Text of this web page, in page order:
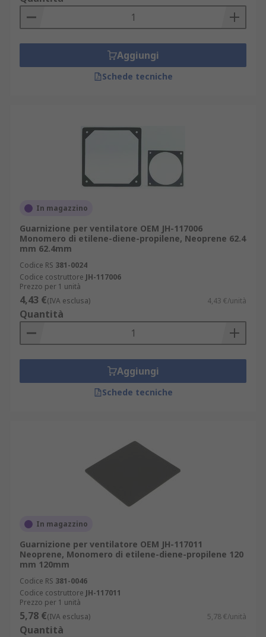
Mentre alcune guarnizioni per ventilatori sono
autoadesive, altre hanno un supporto per
ventilatori sotto forma di viti e rondelle per
garantire un fissaggio sicuro. Le viti sono
caratterizzate da un design filettato e
Aggiungi
Schede tecniche
In magazzino
Guarnizione per ventilatore OEM JH-117006
Monomero di etilene-diene-propilene, Neoprene 62.4
mm 62.4mm
Codice RS 381-0024
Codice costruttore JH-117006
Prezzo per 1 unità
4,43 €(IVA esclusa) 4,43 €/unità
Quantità
Aggiungi
Schede tecniche
In magazzino
Guarnizione per ventilatore OEM JH-117011
Neoprene, Monomero di etilene-diene-propilene 120
mm 120mm
Codice RS 381-0046
Codice costruttore JH-117011
Prezzo per 1 unità
5,78 €(IVA esclusa) 5,78 €/unità
Quantità